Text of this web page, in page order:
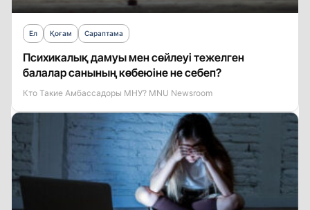
Ел Қоғам Сараптама
Психикалық дамуы мен сөйлеуі тежелген
балалар санының көбеюіне не себеп?
Кто Такие Амбассадоры МНУ? MNU Newsroom